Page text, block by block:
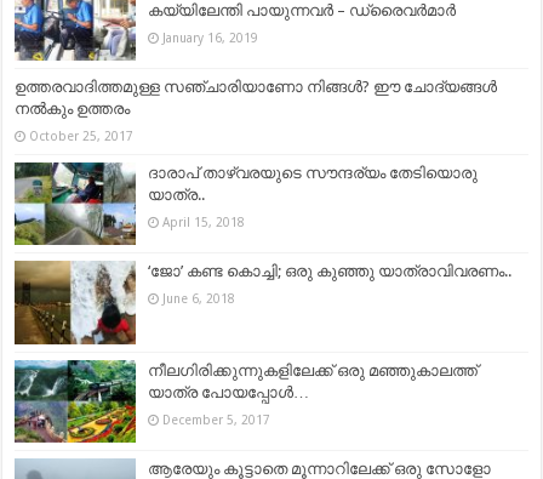
കയ്യിലേന്തി പായുന്നവർ – ഡ്രൈവർമാർ
January 16, 2019
ഉത്തരവാദിത്തമുള്ള സഞ്ചാരിയാണോ നിങ്ങള്‍? ഈ ചോദ്യങ്ങള്‍
നല്‍കും ഉത്തരം
October 25, 2017
ദാരാപ് താഴ്‌വരയുടെ സൗന്ദര്യം തേടിയൊരു
യാത്ര..
April 15, 2018
‘ജോ’ കണ്ട കൊച്ചി; ഒരു കുഞ്ഞു യാത്രാവിവരണം..
June 6, 2018
നീലഗിരിക്കുന്നുകളിലേക്ക് ഒരു മഞ്ഞുകാലത്ത്
യാത്ര പോയപ്പോള്‍…
December 5, 2017
ആരേയും കൂട്ടാതെ മൂന്നാറിലേക്ക് ഒരു സോളോ